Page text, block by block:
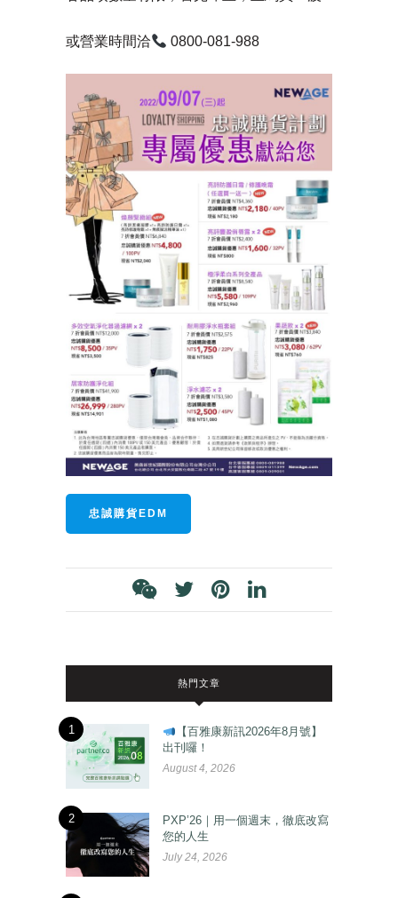
或營業時間洽 0800-081-988
忠誠購貨EDM
熱門文章
1
【百雅康新訊2026年8月號】
出刊囉！
August 4, 2026
2
PXP’26｜用一個週末，徹底改寫
您的人生
July 24, 2026